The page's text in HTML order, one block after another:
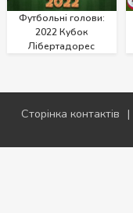
Футбольні голови:
2022 Кубок
Лібертадорес
Сторінка контактів |